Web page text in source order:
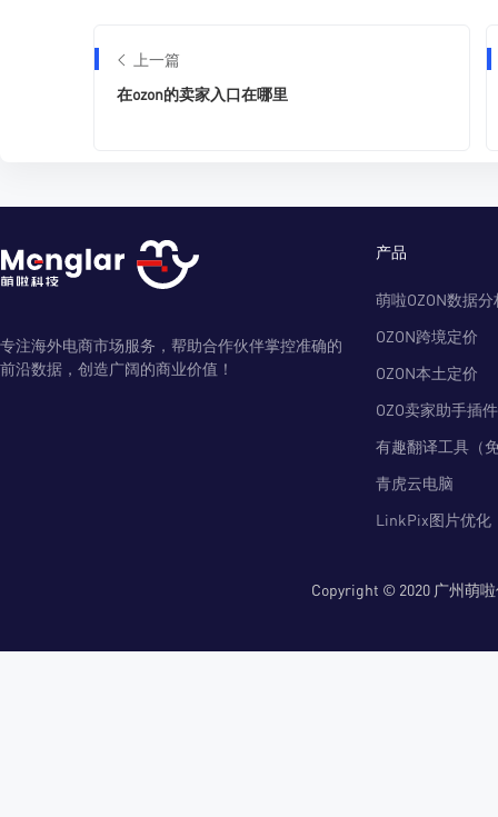
上一篇
在ozon的卖家入口在哪里
专注海外电商市场服务，帮助合作伙伴掌控准确的
前沿数据，创造广阔的商业价值！
产品
萌啦OZON数据分
OZON跨境定价
OZON本土定价
OZO卖家助手插件
有趣翻译工具（
青虎云电脑
LinkPix图片优化
Copyright © 2020 广州萌